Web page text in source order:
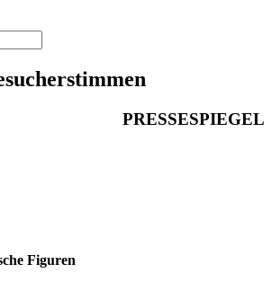
PRESSESPIEGEL
Figuren